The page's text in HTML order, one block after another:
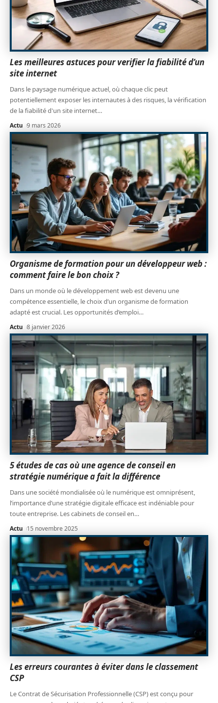
Les meilleures astuces pour verifier la fiabilité d’un
site internet
Dans le paysage numérique actuel, où chaque clic peut
potentiellement exposer les internautes à des risques, la vérification
de la fiabilité d'un site internet…
Actu 9 mars 2026
Organisme de formation pour un développeur web :
comment faire le bon choix ?
Dans un monde où le développement web est devenu une
compétence essentielle, le choix d’un organisme de formation
adapté est crucial. Les opportunités d’emploi…
Actu 8 janvier 2026
5 études de cas où une agence de conseil en
stratégie numérique a fait la différence
Dans une société mondialisée où le numérique est omniprésent,
l’importance d’une stratégie digitale efficace est indéniable pour
toute entreprise. Les cabinets de conseil en…
Actu 15 novembre 2025
Les erreurs courantes à éviter dans le classement
CSP
Le Contrat de Sécurisation Professionnelle (CSP) est conçu pour